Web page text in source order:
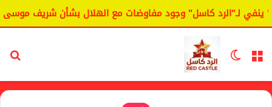
لـ"الرد كاسل" وجود مفاوضات مع الهلال بشأن شريف موسى.
القائمة الوضع المظلم